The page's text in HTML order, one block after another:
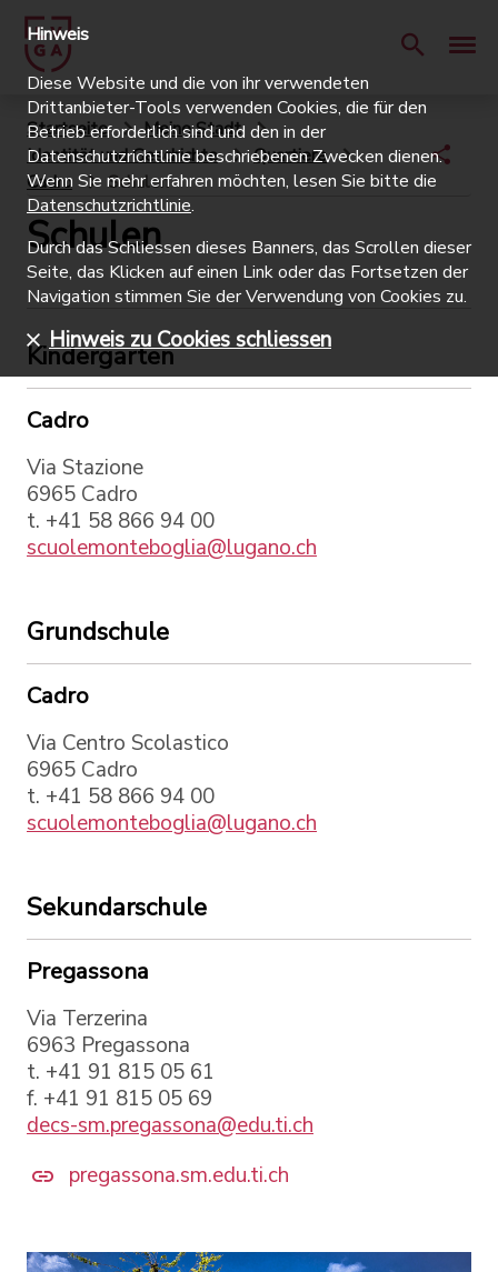
Startseite
Meine Stadt
Identität und Geschichte
Quartiere
Cadro
Schulen
Schulen
Kindergarten
Cadro
Via Stazione
6965 Cadro
t. +41 58 866 94 00
scuolemonteboglia@lugano.ch
Grundschule
Cadro
Via Centro Scolastico
6965 Cadro
t. +41 58 866 94 00
scuolemonteboglia@lugano.ch
Sekundarschule
Pregassona
Via Terzerina
6963 Pregassona
t. +41 91 815 05 61
f. +41 91 815 05 69
decs-sm.pregassona@edu.ti.ch
pregassona.sm.edu.ti.ch
Hinweis
Diese Website und die von ihr verwendeten
Drittanbieter-Tools verwenden Cookies, die für den
Betrieb erforderlich sind und den in der
Datenschutzrichtlinie beschriebenen Zwecken dienen.
Wenn Sie mehr erfahren möchten, lesen Sie bitte die
Datenschutzrichtlinie.
Durch das Schliessen dieses Banners, das Scrollen dieser
Seite, das Klicken auf einen Link oder das Fortsetzen der
Navigation stimmen Sie der Verwendung von Cookies zu.
Hinweis zu Cookies schliessen